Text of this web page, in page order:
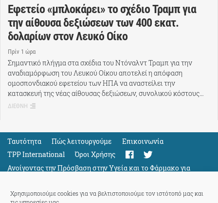
Χρησιμοποιούμε cookies για να βελτιστοποιούμε τον ιστότοπό μας και
Εφετείο «μπλοκάρει» το σχέδιο Τραμπ για
την αίθουσα δεξιώσεων των 400 εκατ.
δολαρίων στον Λευκό Οίκο
Πρίν 1 ώρα
Σημαντικό πλήγμα στα σχέδια του Ντόναλντ Τραμπ για την
αναδιαμόρφωση του Λευκού Οίκου αποτελεί η απόφαση
ομοσπονδιακού εφετείου των ΗΠΑ να αναστείλει την
κατασκευή της νέας αίθουσας δεξιώσεων, συνολικού κόστους…
ΔΙΕΘΝΗ
Ταυτότητα Πώς λειτουργούμε
Eπικοινωνία
TPP International
Όροι Χρήσης
Ανοίγοντας την Πρόσβαση στην Υγεία και το Φάρμακο για
Όλους
Support